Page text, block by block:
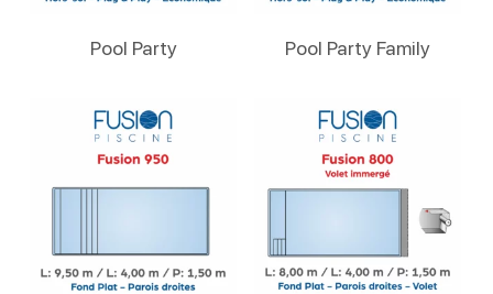
Pool Party Pool Party Family